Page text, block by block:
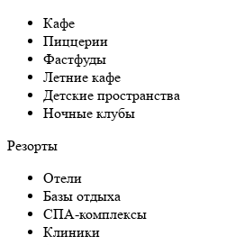
Кафе
Пиццерии
Фастфуды
Летние кафе
Детские пространства
Ночные клубы
Резорты
Отели
Базы отдыха
СПА-комплексы
Клиники